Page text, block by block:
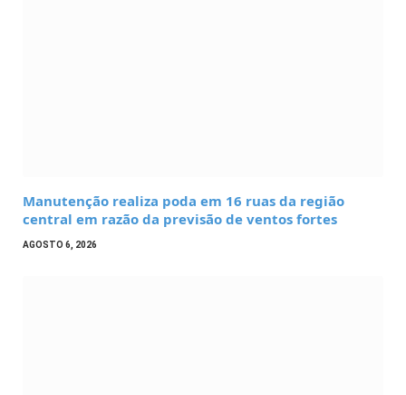
Manutenção realiza poda em 16 ruas da região
central em razão da previsão de ventos fortes
AGOSTO 6, 2026